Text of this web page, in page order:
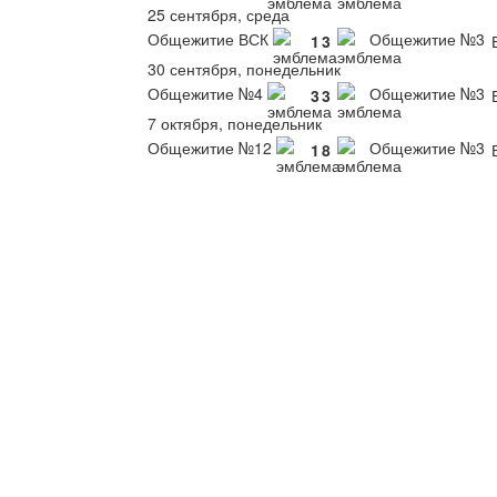
25 сентября, среда
Общежитие ВСК
1 3 Общежитие №3
30 сентября, понедельник
Общежитие №4
33 Общежитие №3
7 октября, понедельник
Общежитие №12
1 8 Общежитие №3